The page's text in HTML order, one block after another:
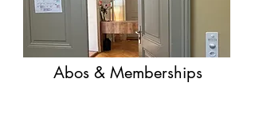
Abos & Memberships